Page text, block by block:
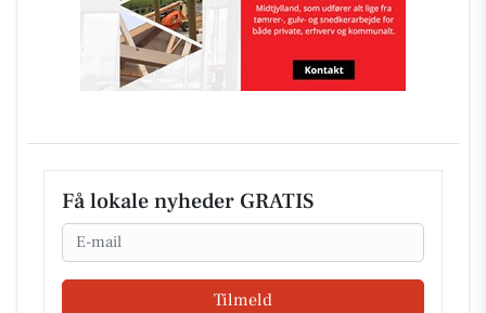
Få lokale nyheder GRATIS
Email
Tilmeld